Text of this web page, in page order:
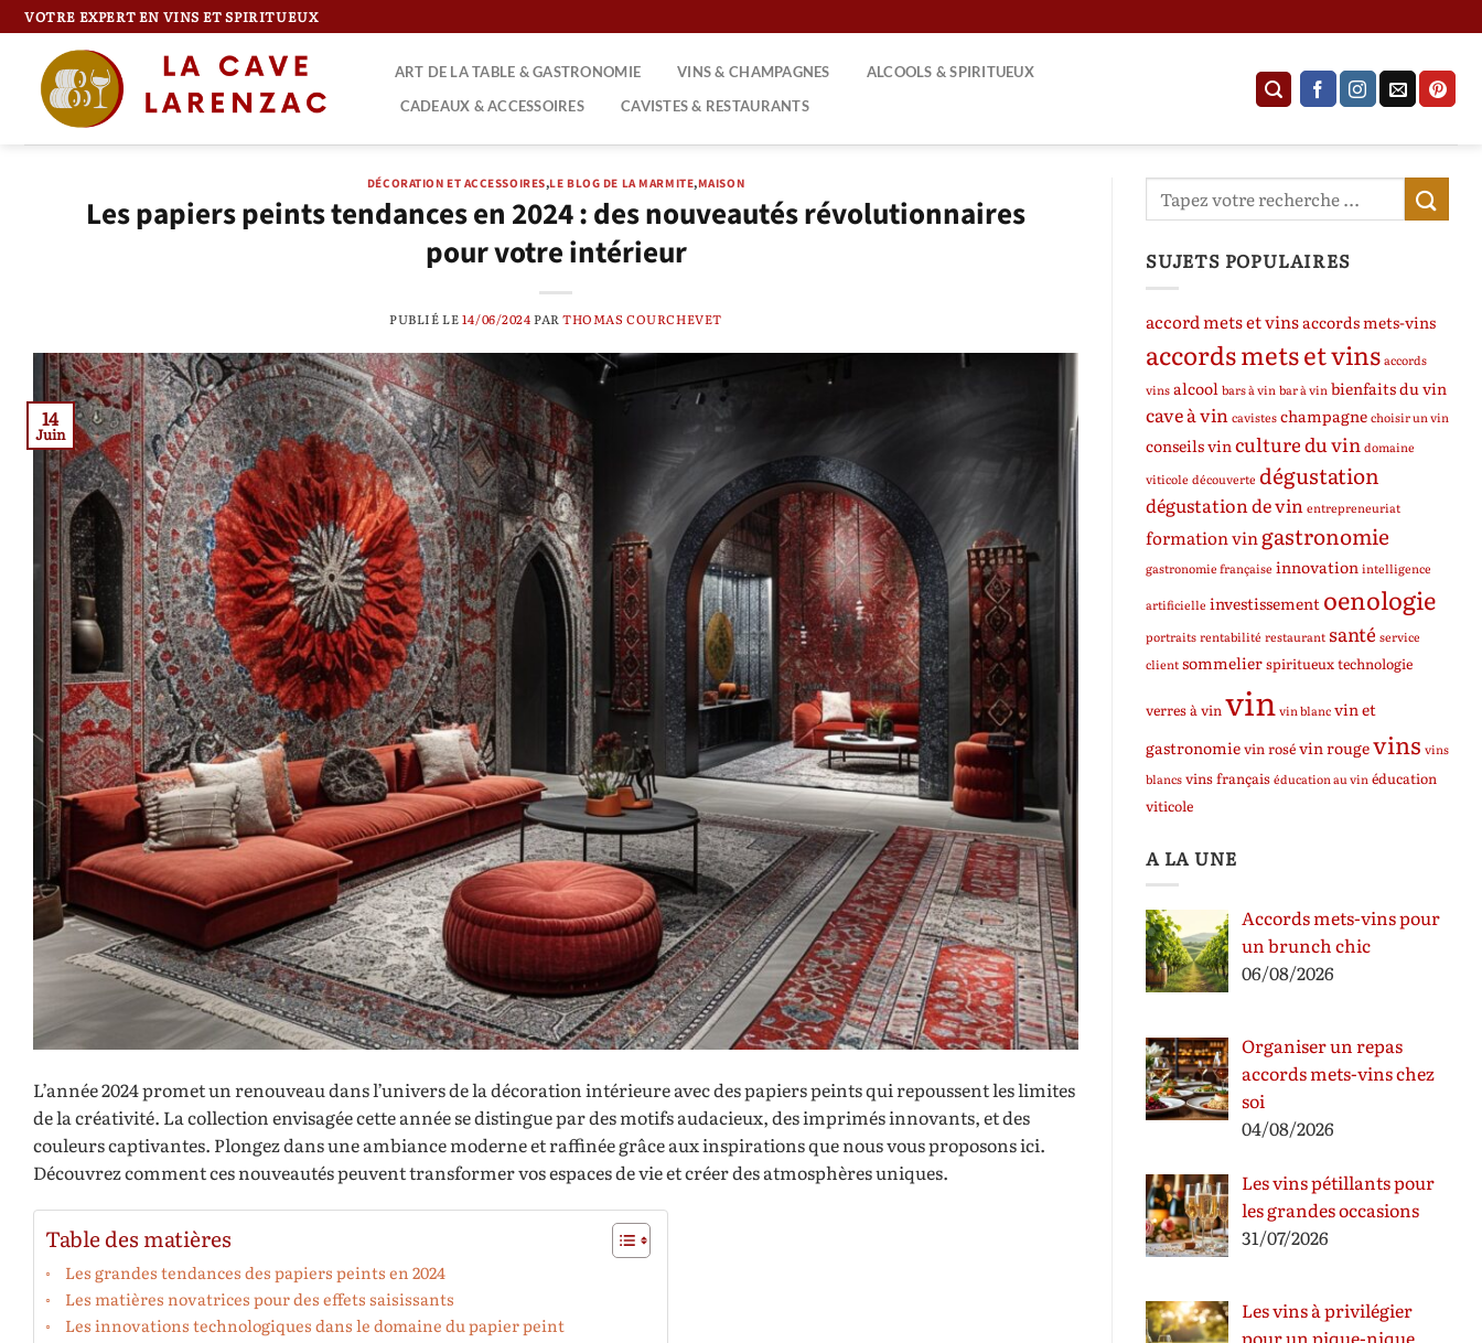
Passer
au
contenu
VOTRE EXPERT EN VINS ET SPIRITUEUX
ART DE LA TABLE & GASTRONOMIE VINS & CHAMPAGNES
ALCOOLS & SPIRITUEUX
CADEAUX & ACCESSOIRES
CAVISTES & RESTAURANTS
DÉCORATION ET ACCESSOIRES,LE BLOG DE LA MARMITE,MAISON
Les papiers peints tendances en 2024 : des nouveautés révolutionnaires
pour votre intérieur
PUBLIÉ LE14/06/2024PARTHOMAS COURCHEVET
14
Juin
L’année 2024 promet un renouveau dans l’univers de la décoration intérieure avec des papiers peints qui repoussent les limites
de la créativité. La collection envisagée cette année se distingue par des motifs audacieux, des imprimés innovants, et des
couleurs captivantes. Plongez dans une ambiance moderne et raffinée grâce aux inspirations que nous vous proposons ici.
Découvrez comment ces nouveautés peuvent transformer vos espaces de vie et créer des atmosphères uniques.
Table des matières
Les grandes tendances des papiers peints en 2024
Les matières novatrices pour des effets saisissants
Les innovations technologiques dans le domaine du papier peint
SUJETS POPULAIRES
accord mets et vinsaccords mets-vins
accords mets et vinsaccords
vinsalcool bars à vin bar à vin bienfaits du vin
cave à vin cavisteschampagnechoisir un vin
conseils vin culture du vin domaine
viticole découverte dégustation
dégustation de vin entrepreneuriat
formation vin gastronomie
gastronomie française innovation intelligence
artificielle investissement oenologie
portraitsrentabilité restaurantsanté service
clientsommelierspiritueuxtechnologie
verres à vin vinvin blancvin et
gastronomievin rosévin rougevins vins
blancsvins françaiséducation au vin éducation
viticole
A LA UNE
Accords mets-vins pour
un brunch chic
06/08/2026
Organiser un repas
accords mets-vins chez
soi
04/08/2026
Les vins pétillants pour
les grandes occasions
31/07/2026
Les vins à privilégier
pour un pique-nique